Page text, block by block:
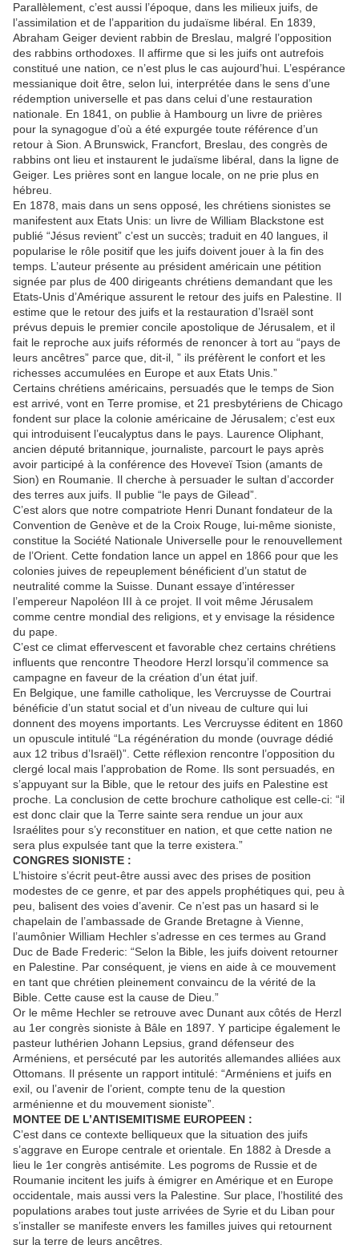
Parallèlement, c’est aussi l’époque, dans les milieux juifs, de
l’assimilation et de l’apparition du judaïsme libéral. En 1839,
Abraham Geiger devient rabbin de Breslau, malgré l’opposition
des rabbins orthodoxes. Il affirme que si les juifs ont autrefois
constitué une nation, ce n’est plus le cas aujourd’hui. L’espérance
messianique doit être, selon lui, interprétée dans le sens d’une
rédemption universelle et pas dans celui d’une restauration
nationale. En 1841, on publie à Hambourg un livre de prières
pour la synagogue d’où a été expurgée toute référence d’un
retour à Sion. A Brunswick, Francfort, Breslau, des congrès de
rabbins ont lieu et instaurent le judaïsme libéral, dans la ligne de
Geiger. Les prières sont en langue locale, on ne prie plus en
hébreu.
En 1878, mais dans un sens opposé, les chrétiens sionistes se
manifestent aux Etats Unis: un livre de William Blackstone est
publié “Jésus revient” c’est un succès; traduit en 40 langues, il
popularise le rôle positif que les juifs doivent jouer à la fin des
temps. L’auteur présente au président américain une pétition
signée par plus de 400 dirigeants chrétiens demandant que les
Etats-Unis d’Amérique assurent le retour des juifs en Palestine. Il
estime que le retour des juifs et la restauration d’Israël sont
prévus depuis le premier concile apostolique de Jérusalem, et il
fait le reproche aux juifs réformés de renoncer à tort au “pays de
leurs ancêtres” parce que, dit-il, ” ils préfèrent le confort et les
richesses accumulées en Europe et aux Etats Unis.”
Certains chrétiens américains, persuadés que le temps de Sion
est arrivé, vont en Terre promise, et 21 presbytériens de Chicago
fondent sur place la colonie américaine de Jérusalem; c’est eux
qui introduisent l’eucalyptus dans le pays. Laurence Oliphant,
ancien député britannique, journaliste, parcourt le pays après
avoir participé à la conférence des Hoveveï Tsion (amants de
Sion) en Roumanie. Il cherche à persuader le sultan d’accorder
des terres aux juifs. Il publie “le pays de Gilead”.
C’est alors que notre compatriote Henri Dunant fondateur de la
Convention de Genève et de la Croix Rouge, lui-même sioniste,
constitue la Société Nationale Universelle pour le renouvellement
de l’Orient. Cette fondation lance un appel en 1866 pour que les
colonies juives de repeuplement bénéficient d’un statut de
neutralité comme la Suisse. Dunant essaye d’intéresser
l’empereur Napoléon III à ce projet. Il voit même Jérusalem
comme centre mondial des religions, et y envisage la résidence
du pape.
C’est ce climat effervescent et favorable chez certains chrétiens
influents que rencontre Theodore Herzl lorsqu’il commence sa
campagne en faveur de la création d’un état juif.
En Belgique, une famille catholique, les Vercruysse de Courtrai
bénéficie d’un statut social et d’un niveau de culture qui lui
donnent des moyens importants. Les Vercruysse éditent en 1860
un opuscule intitulé “La régénération du monde (ouvrage dédié
aux 12 tribus d’Israël)”. Cette réflexion rencontre l’opposition du
clergé local mais l’approbation de Rome. Ils sont persuadés, en
s’appuyant sur la Bible, que le retour des juifs en Palestine est
proche. La conclusion de cette brochure catholique est celle-ci: “il
est donc clair que la Terre sainte sera rendue un jour aux
Israélites pour s’y reconstituer en nation, et que cette nation ne
sera plus expulsée tant que la terre existera.”
CONGRES SIONISTE :
L’histoire s’écrit peut-être aussi avec des prises de position
modestes de ce genre, et par des appels prophétiques qui, peu à
peu, balisent des voies d’avenir. Ce n’est pas un hasard si le
chapelain de l’ambassade de Grande Bretagne à Vienne,
l’aumônier William Hechler s’adresse en ces termes au Grand
Duc de Bade Frederic: “Selon la Bible, les juifs doivent retourner
en Palestine. Par conséquent, je viens en aide à ce mouvement
en tant que chrétien pleinement convaincu de la vérité de la
Bible. Cette cause est la cause de Dieu.”
Or le même Hechler se retrouve avec Dunant aux côtés de Herzl
au 1er congrès sioniste à Bâle en 1897. Y participe également le
pasteur luthérien Johann Lepsius, grand défenseur des
Arméniens, et persécuté par les autorités allemandes alliées aux
Ottomans. Il présente un rapport intitulé: “Arméniens et juifs en
exil, ou l’avenir de l’orient, compte tenu de la question
arménienne et du mouvement sioniste”.
MONTEE DE L’ANTISEMITISME EUROPEEN :
C’est dans ce contexte belliqueux que la situation des juifs
s’aggrave en Europe centrale et orientale. En 1882 à Dresde a
lieu le 1er congrès antisémite. Les pogroms de Russie et de
Roumanie incitent les juifs à émigrer en Amérique et en Europe
occidentale, mais aussi vers la Palestine. Sur place, l’hostilité des
populations arabes tout juste arrivées de Syrie et du Liban pour
s’installer se manifeste envers les familles juives qui retournent
sur la terre de leurs ancêtres.